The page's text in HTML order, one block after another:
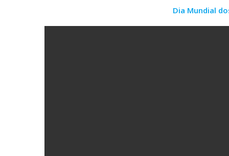
Dia Mundial